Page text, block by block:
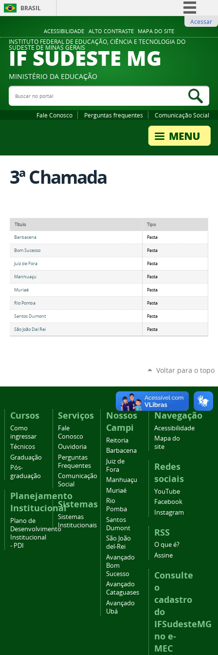
ACESSIBILIDADE ALTO CONTRASTE MAPA DO SITE
BRASIL
Comunica BR
Participe
Legislação
Acessar
INSTITUTO FEDERAL DE EDUCAÇÃO, CIÊNCIA E TECNOLOGIA DO
SUDESTE DE MINAS GERAIS
IF SUDESTE MG
MINISTÉRIO DA EDUCAÇÃO
Buscar no portal
Fale Conosco Perguntas frequentes Comunicação Social
3ª Chamada
Título Tipo
Barbacena Pasta
Bom Sucesso Pasta
Juiz de Fora Pasta
Manhuaçu Pasta
Muriaé Pasta
Rio Pomba Pasta
Santos Dumont Pasta
São João Del Rei Pasta
Voltar para o topo
Cursos
Como
ingressar
Técnicos
Graduação
Pós-
graduação
Planejamento
Institucional
Plano de
Desenvolvimento
Institucional
- PDI
Serviços
Fale
Conosco
Ouvidoria
Perguntas
Frequentes
Comunicação
Social
Sistemas
Sistemas
Institucionais
Nossos
Campi
Reitoria
Barbacena
Juiz de
Fora
Manhuaçu
Muriaé
Rio
Pomba
Santos
Dumont
São João
del-Rei
Avançado
Bom
Sucesso
Avançado
Cataguases
Avançado
Ubá
Navegação
Acessibilidade
Mapa do
site
Redes
sociais
YouTube
Facebook
Instagram
RSS
O que é?
Assine
Consulte
o
cadastro
do
IFSudesteMG
no e-
MEC